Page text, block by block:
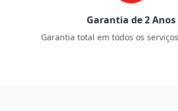
Garantia de 2 Anos
Garantia total em todos os